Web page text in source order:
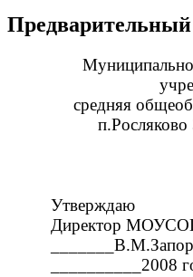
средняя
Утверждаю
Директор
__________2008